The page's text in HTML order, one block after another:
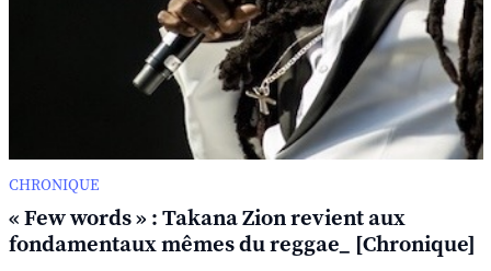
CHRONIQUE
« Few words » : Takana Zion revient aux
fondamentaux mêmes du reggae_ [Chronique]